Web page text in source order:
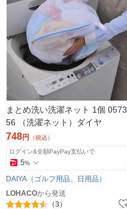
まとめ洗い洗濯ネット 1個 0573
56 （洗濯ネット）ダイヤ
748円 （税込）
ログイン&全額PayPay支払いで
5%
DAIYA（ゴルフ用品、日用品）
LOHACOから発送
（3）